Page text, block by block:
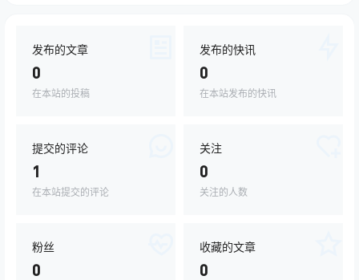
发布的文章
0
在本站的投稿
发布的快讯
0
在本站发布的快讯
提交的评论
1
在本站提交的评论
关注
0
关注的人数
粉丝
0
收藏的文章
0